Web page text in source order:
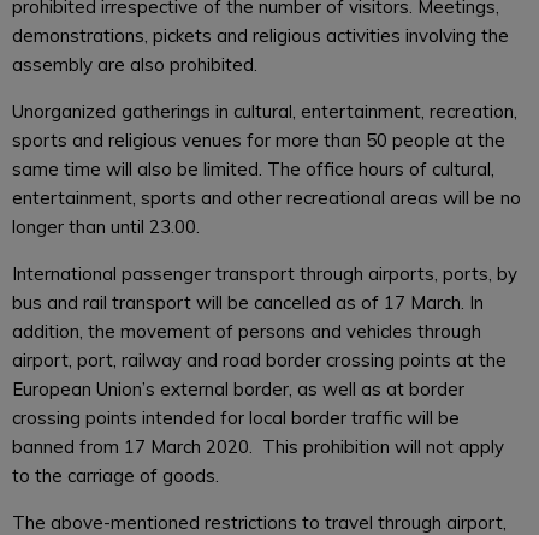
prohibited irrespective of the number of visitors. Meetings,
demonstrations, pickets and religious activities involving the
assembly are also prohibited.
Unorganized gatherings in cultural, entertainment, recreation,
sports and religious venues for more than 50 people at the
same time will also be limited. The office hours of cultural,
entertainment, sports and other recreational areas will be no
longer than until 23.00.
International passenger transport through airports, ports, by
bus and rail transport will be cancelled as of 17 March. In
addition, the movement of persons and vehicles through
airport, port, railway and road border crossing points at the
European Union’s external border, as well as at border
crossing points intended for local border traffic will be
banned from 17 March 2020. This prohibition will not apply
to the carriage of goods.
The above-mentioned restrictions to travel through airport,